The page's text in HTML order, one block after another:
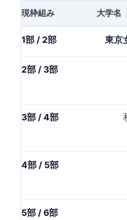
現枠組み 大学名
1部 / 2部 東京
2部 / 3部
3部 / 4部
4部 / 5部
5部 / 6部